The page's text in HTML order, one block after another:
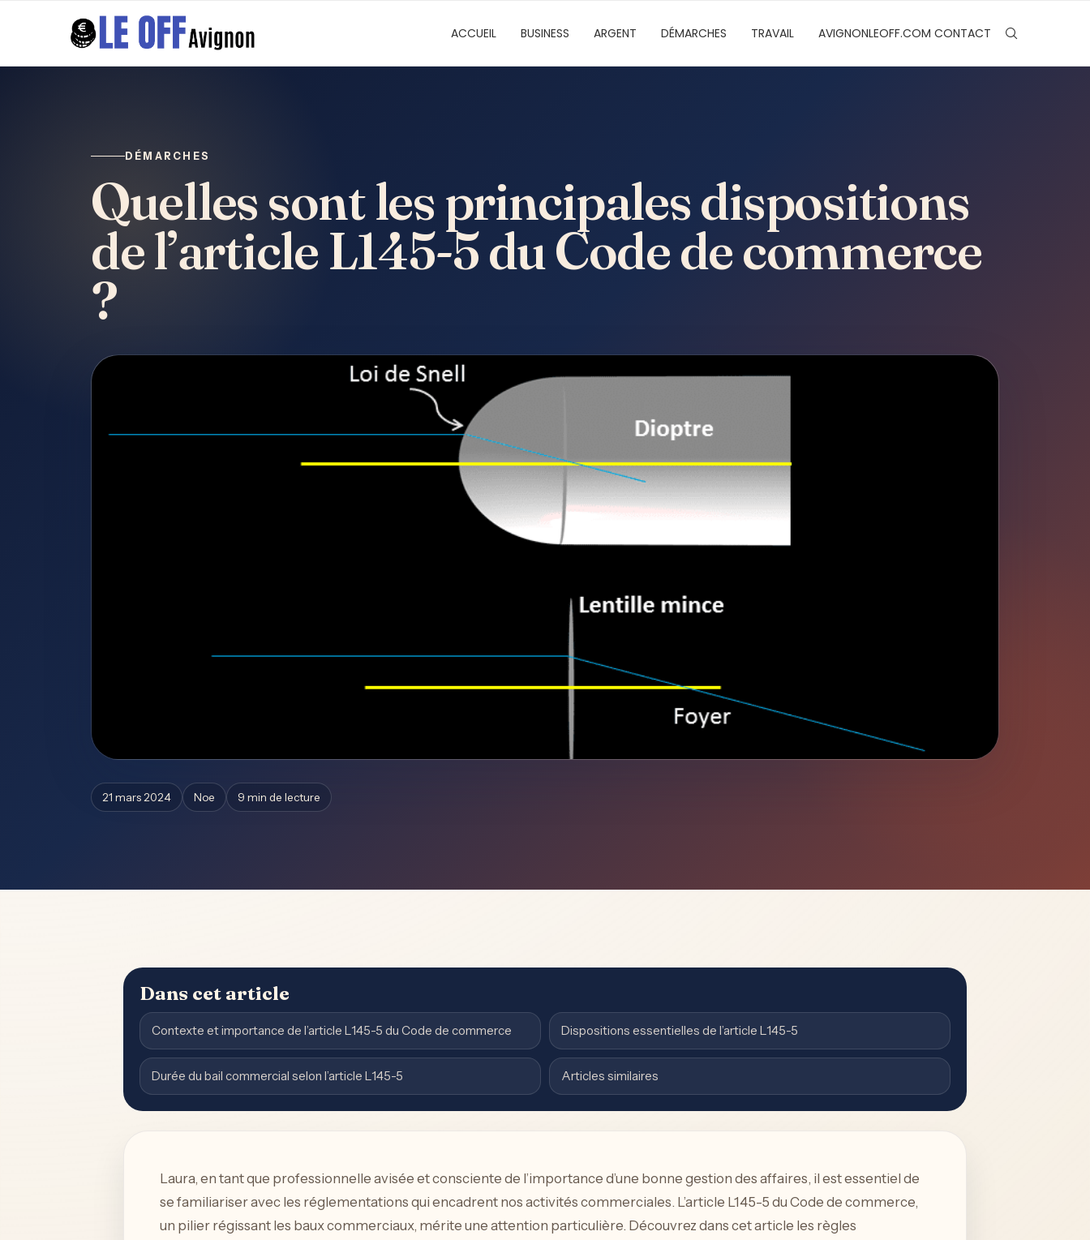
ACCUEIL BUSINESS ARGENT DÉMARCHES TRAVAIL AVIGNONLEOFF.COM CONTACT
DÉMARCHES
Quelles sont les principales dispositions
de l’article L145-5 du Code de commerce
?
21 mars 2024 Noe 9 min de lecture
Dans cet article
Contexte et importance de l’article L145-5 du Code de commerce Dispositions essentielles de l’article L145-5
Durée du bail commercial selon l’article L145-5 Articles similaires
Laura, en tant que professionnelle avisée et consciente de l’importance d’une bonne gestion des affaires, il est essentiel de
se familiariser avec les réglementations qui encadrent nos activités commerciales. L’article L145-5 du Code de commerce,
un pilier régissant les baux commerciaux, mérite une attention particulière. Découvrez dans cet article les règles